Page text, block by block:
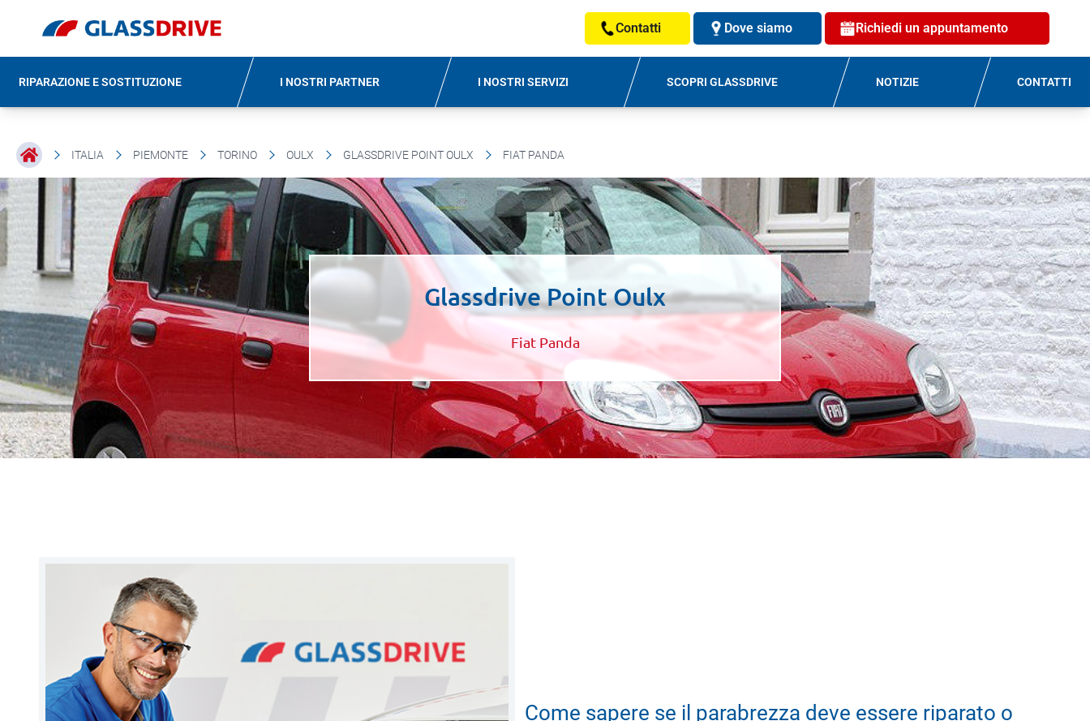
Contatti Dove siamo Richiedi un appuntamento
RIPARAZIONE E SOSTITUZIONE I NOSTRI PARTNER I NOSTRI SERVIZI SCOPRI GLASSDRIVE NOTIZIE CONTATTI
ITALIA PIEMONTE TORINO OULX GLASSDRIVE POINT OULX FIAT PANDA
Glassdrive Point Oulx
Fiat Panda
Come sapere se il parabrezza deve essere riparato o